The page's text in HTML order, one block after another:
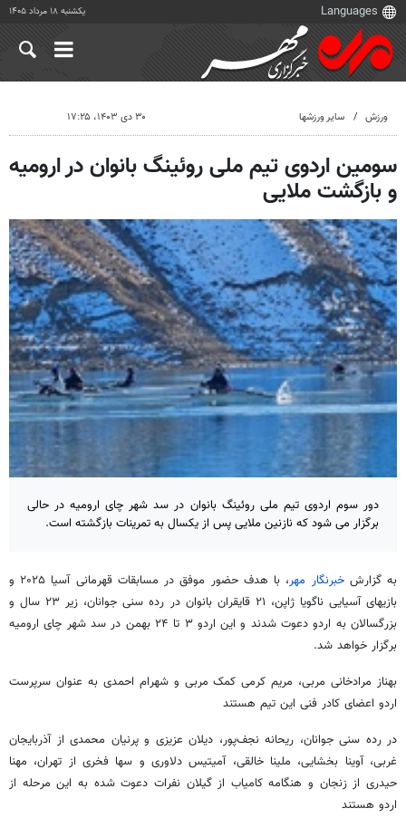
یکشنبه ۱۸ مرداد ۱۴۰۵
ورزش سایر ورزشها ۳۰ دی ۱۴۰۳، ۱۷:۲۵
سومین اردوی تیم ملی روئینگ بانوان در ارومیه
و بازگشت ملایی
دور سوم اردوی تیم ملی روئینگ بانوان در سد شهر چای ارومیه در حالی
برگزار می شود که نازنین ملایی پس از یکسال به تمرینات بازگشته است.
به گزارشخبرنگار مهر
، با هدف حضور موفق در مسابقات قهرمانی آسیا ۲۰۲۵ و
بازیهای آسیایی ناگویا ژاپن، ۲۱ قایقران بانوان در رده سنی جوانان، زیر ۲۳ سال و
بزرگسالان به اردو دعوت شدند و این اردو ۳ تا ۲۴ بهمن در سد شهر چای ارومیه
برگزار خواهد شد.
بهناز مرادخانی مربی، مریم کرمی کمک مربی و شهرام احمدی به عنوان سرپرست
اردو اعضای کادر فنی این تیم هستند
در رده سنی جوانان، ریحانه نجف‌پور، دیلان عزیزی و پرنیان محمدی از آذربایجان
غربی، آوینا بخشایی، ملینا خالقی، آمیتیس دلاوری و سها فخری از تهران، مهنا
حیدری از زنجان و هنگامه کامیاب از گیلان نفرات دعوت شده به این مرحله از
اردو هستند